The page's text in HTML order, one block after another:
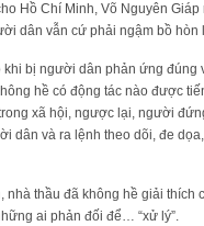
Hồ Chí Minh, Võ Nguyên
dân vẫn cứ phải ngậm bồ
bị người dân phản ứng đúng
hề có động tác nào được
xã hội, ngược lại, người
dân và ra lệnh theo dõi, đe
nhà thầu đã không hề giải
ai phản đối để… “xử lý”.